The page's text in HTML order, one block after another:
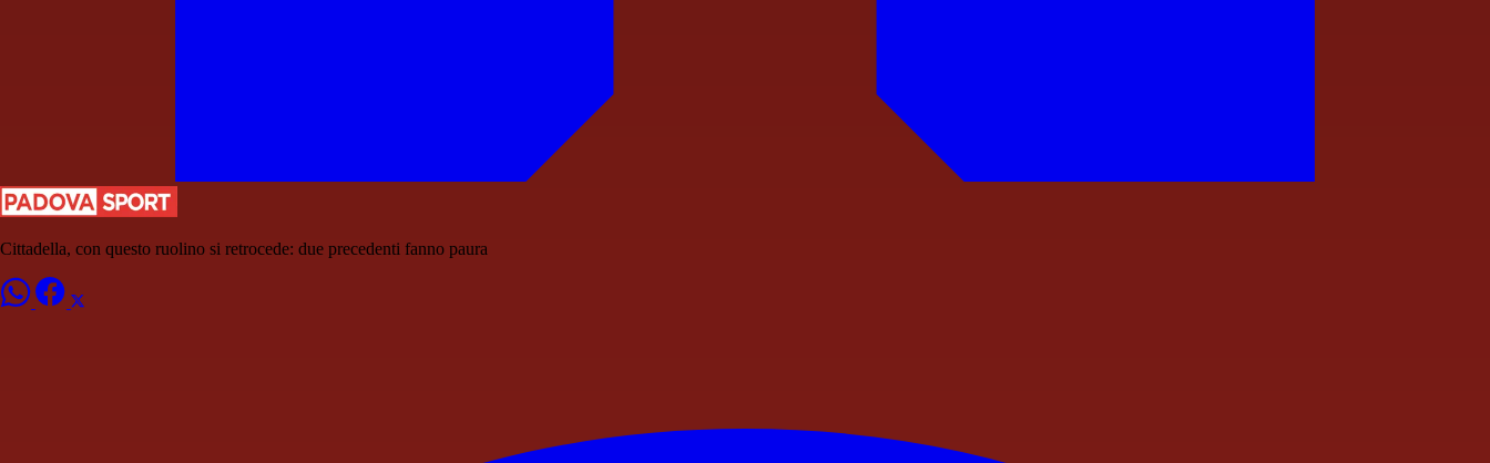
Cittadella, con questo ruolino si retrocede: due precedenti fanno paura